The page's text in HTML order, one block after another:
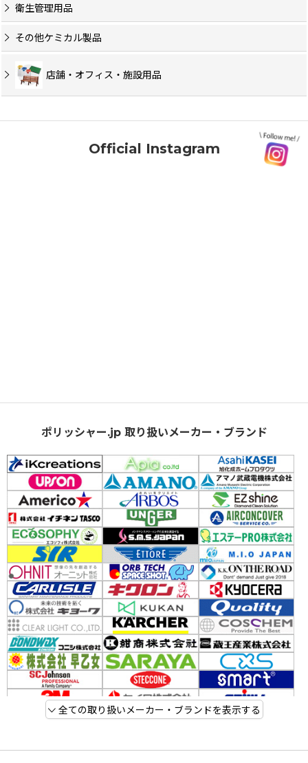
衛生管理用品
その他ケミカル製品
店舗・オフィス・施設用品
Official Instagram
ポリッシャー.jp 取り扱いメーカー・ブランド
全ての取り扱いメーカー・ブランドを表示する